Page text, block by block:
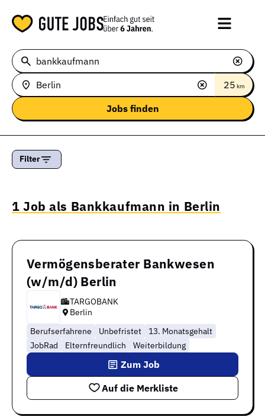
25 km
Filter
1 Job als Bankkaufmann in Berlin
Vermögensberater Bankwesen
(w/m/d) Berlin
TARGOBANK
Berlin
Berufserfahrene
Unbefristet
13. Monatsgehalt
JobRad
Elternfreundlich Weiterbildung
Auf die Merkliste
Zum Job